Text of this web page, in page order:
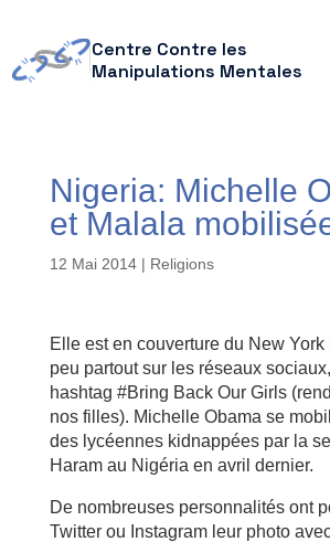
Centre Contre les
Manipulations Mentales
Nigeria: Michelle
et Malala
12 Mai 2014| Religions
Elle est en couverture du New York
peu partout sur les réseaux
hashtag #Bring Back Our Girls
nos filles). Michelle Obama se
des lycéennes kidnappées par la
Haram au Nigéria en avril dernier.
De nombreuses personnalités ont
Twitter ou Instagram leur photo